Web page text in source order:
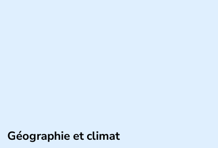
Géographie et climat